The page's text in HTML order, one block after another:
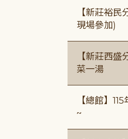
【新莊裕
現場參加)
【新莊西
菜一湯
【總館】
~